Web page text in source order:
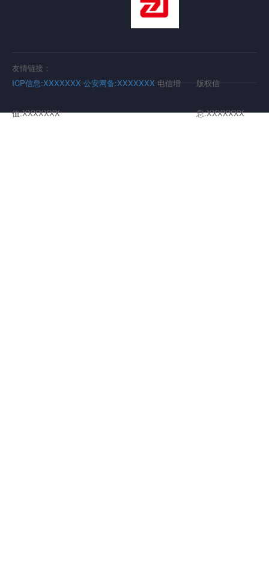
友情链接：
ICP信息:XXXXXXX 公安网备:XXXXXXX 电信增
值:XXXXXXX
版权信
息:XXXXXXX